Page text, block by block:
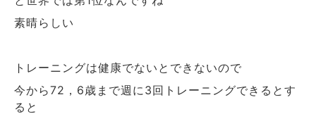
素晴らしい
トレーニングは健康でないとできないので
今から72 ， 6歳まで週に3回トレーニングできるとす
ると